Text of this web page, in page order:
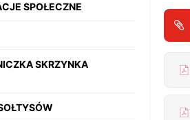
SPOŁECZNE
SKRZYNKA